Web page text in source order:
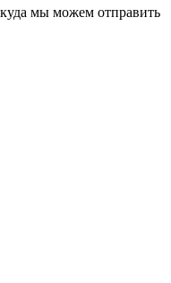
мы можем отправить